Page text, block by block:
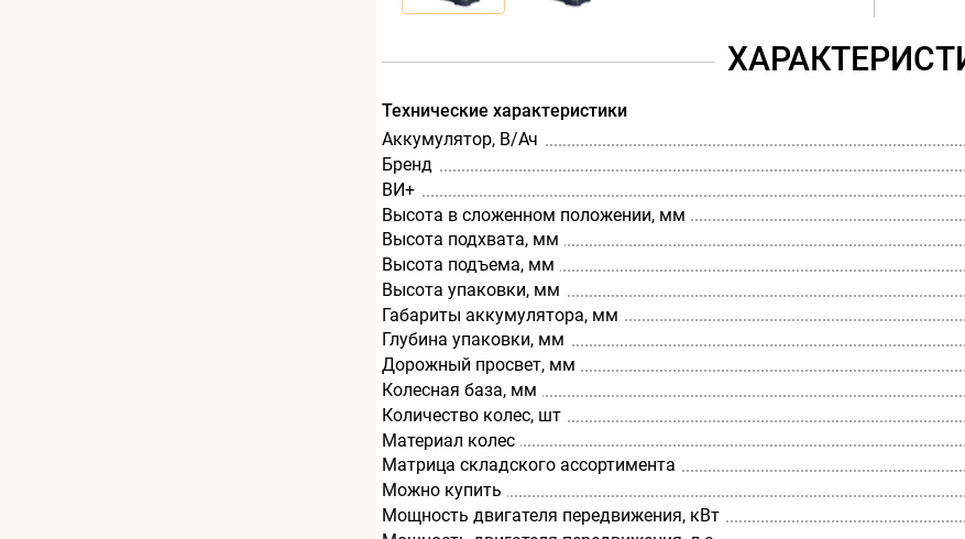
Технические характеристики
Аккумулятор, В/Ач
Бренд
ВИ+
Высота в сложенном положении, мм
Высота подхвата, мм
Высота подъема, мм
Высота упаковки, мм
Габариты аккумулятора, мм
Глубина упаковки, мм
Дорожный просвет, мм
Колесная база, мм
Количество колес, шт
Материал колес
Матрица складского ассортимента
Можно купить
Мощность двигателя передвижения, кВт